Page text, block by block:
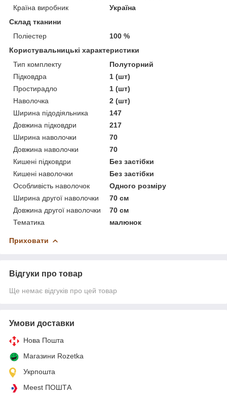
Країна виробник
Україна
Склад тканини
Поліестер
100 %
Користувальницькі характеристики
Тип комплекту
Полуторний
Підковдра
1 (шт)
Простирадло
1 (шт)
Наволочка
2 (шт)
Ширина підодіяльника
147
Довжина підковдри
217
Ширина наволочки
70
Довжина наволочки
70
Кишені підковдри
Без застібки
Кишені наволочки
Без застібки
Особливість наволочок
Одного розміру
Ширина другої наволочки
70 см
Довжина другої наволочки
70 см
Тематика
малюнок
Приховати
Відгуки про товар
Ще немає відгуків про цей товар
Умови доставки
Нова Пошта
Магазини Rozetka
Укрпошта
Meest ПОШТА